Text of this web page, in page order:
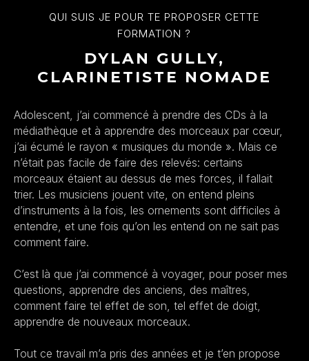
QUI SUIS JE POUR TE PROPOSER CETTE
FORMATION ?
DYLAN GULLY,
CLARINETISTE NOMADE
Adolescent, j’ai commencé à prendre des CDs à la
médiathèque et à apprendre des morceaux par cœur,
j’ai écumé le rayon « musiques du monde ». Mais ce
n’était pas facile de faire des relevés: certains
morceaux étaient au dessus de mes forces, il fallait
trier. Les musiciens jouent vite, on entend pleins
d’instruments à la fois, les ornements sont difficiles à
entendre, et une fois qu’on les entend on ne sait pas
comment faire.
C’est là que j’ai commencé à voyager, pour poser mes
questions, apprendre des anciens, des maîtres,
comment faire tel effet de son, tel effet de doigt,
apprendre de nouveaux morceaux.
Tout ce travail m’a pris des années et je t’en propose